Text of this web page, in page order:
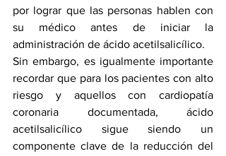
por lograr que las personas hablen con
su médico antes de iniciar la
administración de ácido acetilsalicílico.
Sin embargo, es igualmente importante
recordar que para los pacientes con alto
riesgo y aquellos con cardiopatía
coronaria documentada, ácido
acetilsalicílico sigue siendo un
componente clave de la reducción del